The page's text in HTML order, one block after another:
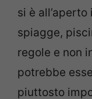
si è
spiagge,
regole e non
potrebbe
piuttosto